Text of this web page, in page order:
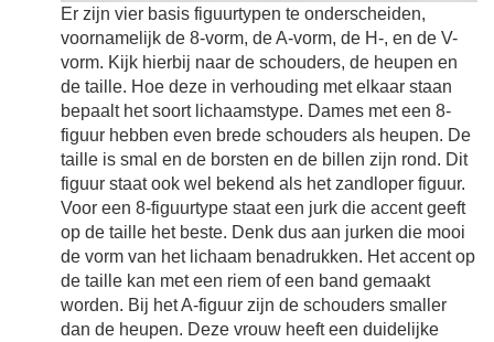
Er zijn vier basis figuurtypen te onderscheiden,
voornamelijk de 8-vorm, de A-vorm, de H-, en de V-
vorm. Kijk hierbij naar de schouders, de heupen en
de taille. Hoe deze in verhouding met elkaar staan
bepaalt het soort lichaamstype. Dames met een 8-
figuur hebben even brede schouders als heupen. De
taille is smal en de borsten en de billen zijn rond. Dit
figuur staat ook wel bekend als het zandloper figuur.
Voor een 8-figuurtype staat een jurk die accent geeft
op de taille het beste. Denk dus aan jurken die mooi
de vorm van het lichaam benadrukken. Het accent op
de taille kan met een riem of een band gemaakt
worden. Bij het A-figuur zijn de schouders smaller
dan de heupen. Deze vrouw heeft een duidelijke